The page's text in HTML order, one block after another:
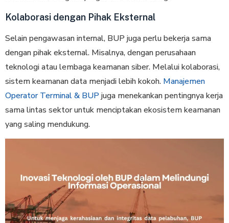
Kolaborasi dengan Pihak Eksternal
Selain pengawasan internal, BUP juga perlu bekerja sama
dengan pihak eksternal. Misalnya, dengan perusahaan
teknologi atau lembaga keamanan siber. Melalui kolaborasi,
sistem keamanan data menjadi lebih kokoh. Manajemen
Operator Terminal & BUP juga menekankan pentingnya kerja
sama lintas sektor untuk menciptakan ekosistem keamanan
yang saling mendukung.